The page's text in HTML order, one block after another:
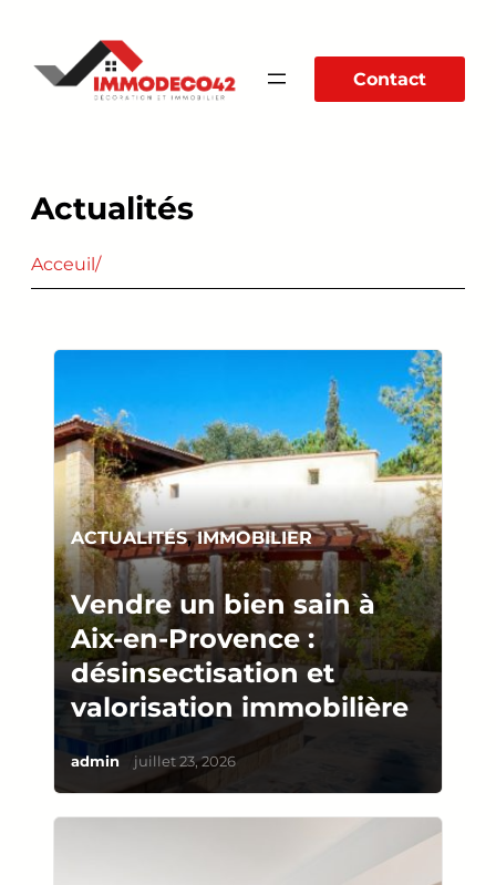
contenu
Contact
Actualités
Acceuil/
ACTUALITÉS,IMMOBILIER
Vendre un bien sain à
Aix-en-Provence :
désinsectisation et
valorisation immobilière
admin juillet 23, 2026